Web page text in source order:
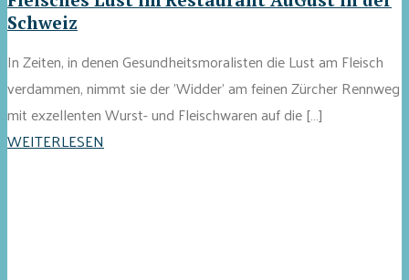
Schweiz
In Zeiten, in denen Gesundheitsmoralisten die Lust am Fleisch
verdammen, nimmt sie der 'Widder' am feinen Zürcher Rennweg
mit exzellenten Wurst- und Fleischwaren auf die […]
WEITERLESEN